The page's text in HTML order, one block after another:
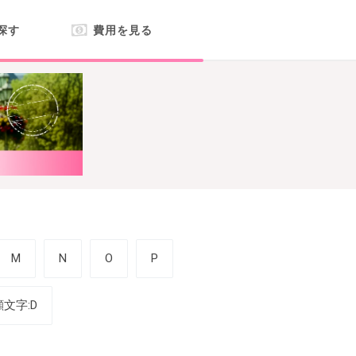
す 費用を見る
M N O P
文字:D